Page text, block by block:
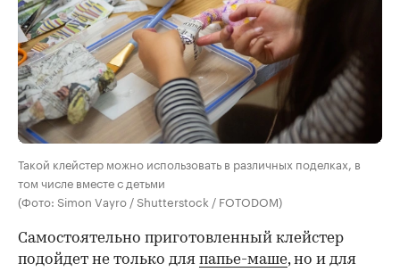
Такой клейстер можно использовать в различных поделках, в
том числе вместе с детьми
(Фото: Simon Vayro / Shutterstock / FOTODOM)
Самостоятельно приготовленный клейстер
подойдет не только для папье-маше, но и для